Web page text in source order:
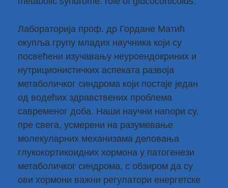
Лабораторија проф. др Гордане Матић
окупља групу младих научника који су
посвећени изучавању неуроендокриних и
нутриционистичких аспеката развоја
метаболичког синдрома који постаје један
од водећих здравствених проблема
савременог доба. Наши научни напори су,
пре свега, усмерени на разумевање
молекуларних механизама деловања
глукокортикоидних хормона у патогенези
метаболичког синдрома, с обзиром да су
ови хормони важни регулатори енергетске